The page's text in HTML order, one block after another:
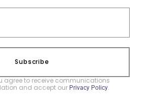
Subscribe
agree to receive communications
and accept our Privacy Policy.